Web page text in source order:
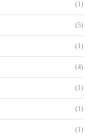
(1)
(5)
(1)
(4)
(1)
(1)
(1)